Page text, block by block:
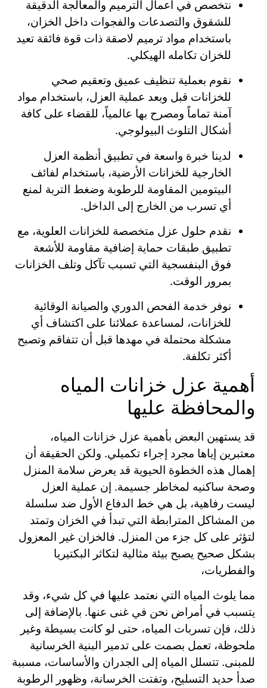
نتخصص في أعمال الترميم والمعالجة الدقيقة
للشقوق والتصدعات والفجوات داخل الخزان،
باستخدام مواد ترميم لاصقة ذات قوة فائقة تعيد
للخزان تكامله الهيكلي.
نقوم بعملية تنظيف عميق وتعقيم صحي
للخزانات قبل وبعد عملية العزل، باستخدام مواد
آمنة تماماً ومصرح بها عالمياً، للقضاء على كافة
أشكال التلوث البيولوجي.
لدينا خبرة واسعة في تطبيق أنظمة العزل
الخارجية للخزانات الأرضية، باستخدام لفائف
البيتومين المقاومة للرطوبة وضغط التربة لمنع
أي تسرب من الخارج إلى الداخل.
نقدم حلول عزل متخصصة للخزانات العلوية، مع
تطبيق طبقات حماية إضافية مقاومة للأشعة
فوق البنفسجية التي تسبب تآكل وتلف الخزانات
بمرور الوقت.
نوفر خدمة الفحص الدوري والصيانة الوقائية
للخزانات، لمساعدة عملائنا على اكتشاف أي
مشكلة محتملة في مهدها قبل أن تتفاقم وتصبح
أكثر تكلفة.
أهمية عزل خزانات المياه
والمحافظة عليها
قد يستهين البعض بأهمية عزل خزانات المياه،
معتبرين إياها مجرد إجراء تكميلي. ولكن الحقيقة أن
إهمال هذه الخطوة الحيوية قد يعرض سلامة المنزل
وصحة ساكنيه لمخاطر جسيمة. إن عملية العزل
ليست رفاهية، بل هي خط الدفاع الأول ضد سلسلة
من المشاكل المترابطة التي تبدأ في الخزان وتمتد
لتؤثر على كل جزء من المنزل. فالخزان غير المعزول
بشكل صحيح يصبح بيئة مثالية لتكاثر البكتيريا
والفطريات،
مما يلوث المياه التي نعتمد عليها في كل شيء، وقد
يتسبب في أمراض نحن في غنى عنها. بالإضافة إلى
ذلك، فإن تسربات المياه، حتى لو كانت بسيطة وغير
ملحوظة، تعمل بصمت على تدمير البنية الخرسانية
للمبنى. تتسلل المياه إلى الجدران والأساسات، مسببة
صدأ حديد التسليح، وتفتت الخرسانة، وظهور الرطوبة